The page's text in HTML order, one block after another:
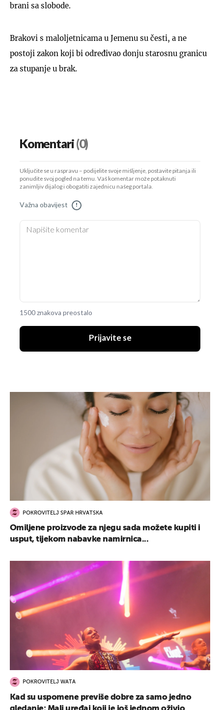
brani sa slobode.
Brakovi s maloljetnicama u Jemenu su česti, a ne
postoji zakon koji bi određivao donju starosnu granicu
za stupanje u brak.
Komentari(0)
Uključite se u raspravu – podijelite svoje mišljenje, postavite pitanja ili
ponudite svoj pogled na temu. Vaš komentar može potaknuti
zanimljiv dijalog i obogatiti zajednicu našeg portala.
Važna obavijest !
1500 znakova preostalo
Prijavite se
POKROVITELJ SPAR HRVATSKA
Omiljene proizvode za njegu sada možete kupiti i
usput, tijekom nabavke namirnica...
POKROVITELJ WATA
Kad su uspomene previše dobre za samo jedno